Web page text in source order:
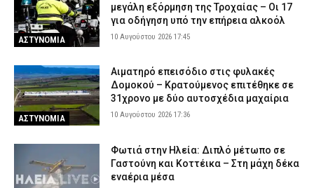
ΑΣΤΥΝΟΜΙΑ
μεγάλη εξόρμηση της Τροχαίας – Οι 17
για οδήγηση υπό την επήρεια αλκοόλ
10 Αυγούστου 2026 17:45
ΑΣΤΥΝΟΜΙΑ
Αιματηρό επεισόδιο στις φυλακές
Δομοκού – Κρατούμενος επιτέθηκε σε
31χρονο με δύο αυτοσχέδια μαχαίρια
10 Αυγούστου 2026 17:36
Φωτιά στην Ηλεία: Διπλό μέτωπο σε
Γαστούνη και Κοττέικα – Στη μάχη δέκα
εναέρια μέσα